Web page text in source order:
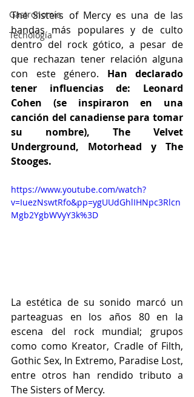
Gastronomía
Tecnología
The Sisters of Mercy es una de las
bandas más populares y de culto
dentro del rock gótico, a pesar de
que rechazan tener relación alguna
con este género. Han declarado
tener influencias de: Leonard
Cohen (se inspiraron en una
canción del canadiense para tomar
su nombre), The Velvet
Underground, Motorhead y The
Stooges.
https://www.youtube.com/watch?
v=IuezNswtRfo&pp=ygUUdGhlIHNpc3Rlcn
Mgb2YgbWVyY3k%3D
La estética de su sonido marcó un
parteaguas en los años 80 en la
escena del rock mundial; grupos
como como Kreator, Cradle of Filth,
Gothic Sex, In Extremo, Paradise Lost,
entre otros han rendido tributo a
The Sisters of Mercy.